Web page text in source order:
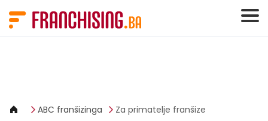
ABC franšizinga Za primatelje franšize